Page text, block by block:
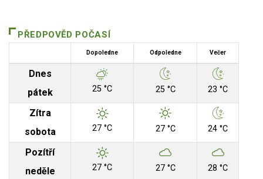
PŘEDPOVĚD POČASÍ
Dopoledne Odpoledne Večer
Dnes
pátek
25 °C 25 °C 23 °C
Zítra
sobota
27 °C 27 °C 24 °C
Pozítří
neděle
27 °C 27 °C 28 °C